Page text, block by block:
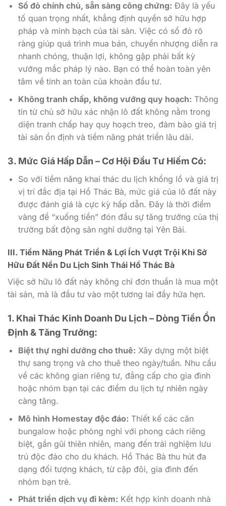
Sổ đỏ chính chủ, sẵn sàng công chứng: Đây là yếu
tố quan trọng nhất, khẳng định quyền sở hữu hợp
pháp và minh bạch của tài sản. Việc có sổ đỏ rõ
ràng giúp quá trình mua bán, chuyển nhượng diễn ra
nhanh chóng, thuận lợi, không gặp phải bất kỳ
vướng mắc pháp lý nào. Bạn có thể hoàn toàn yên
tâm về tính an toàn của khoản đầu tư.
Không tranh chấp, không vướng quy hoạch: Thông
tin từ chủ sở hữu xác nhận lô đất không nằm trong
diện tranh chấp hay quy hoạch treo, đảm bảo giá trị
tài sản ổn định và tiềm năng phát triển lâu dài.
3. Mức Giá Hấp Dẫn – Cơ Hội Đầu Tư Hiếm Có:
So với tiềm năng khai thác du lịch khổng lồ và giá trị
vị trí đắc địa tại Hồ Thác Bà, mức giá của lô đất này
được đánh giá là cực kỳ hấp dẫn. Đây là thời điểm
vàng để “xuống tiền” đón đầu sự tăng trưởng của thị
trường bất động sản nghỉ dưỡng tại Yên Bái.
III. Tiềm Năng Phát Triển & Lợi Ích Vượt Trội Khi Sở
Hữu Đất Nền Du Lịch Sinh Thái Hồ Thác Bà
Việc sở hữu lô đất này không chỉ đơn thuần là mua một
tài sản, mà là đầu tư vào một tương lai đầy hứa hẹn.
1. Khai Thác Kinh Doanh Du Lịch – Dòng Tiền Ổn
Định & Tăng Trưởng:
Biệt thự nghỉ dưỡng cho thuê: Xây dựng một biệt
thự sang trọng và cho thuê theo ngày/tuần. Nhu cầu
về các không gian riêng tư, đẳng cấp cho gia đình
hoặc nhóm bạn tại các điểm du lịch tự nhiên ngày
càng tăng.
Mô hình Homestay độc đáo: Thiết kế các căn
bungalow hoặc phòng nghỉ với phong cách riêng
biệt, gần gũi thiên nhiên, mang đến trải nghiệm lưu
trú độc đáo cho du khách. Hồ Thác Bà thu hút đa
dạng đối tượng khách, từ cặp đôi, gia đình đến
nhóm bạn trẻ.
Phát triển dịch vụ đi kèm: Kết hợp kinh doanh nhà